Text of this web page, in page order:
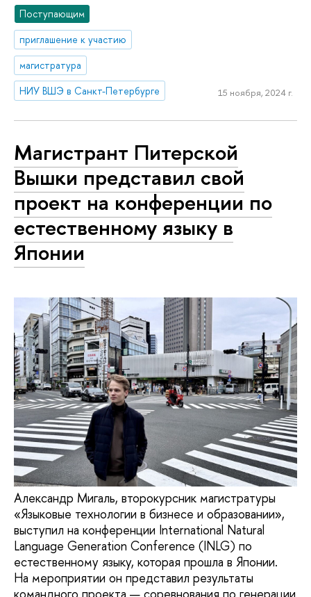
Поступающим
приглашение к участию
магистратура
НИУ ВШЭ в Санкт-Петербурге
15 ноября, 2024 г.
Магистрант Питерской
Вышки представил свой
проект на конференции по
естественному языку в
Японии
Александр Мигаль, второкурсник магистратуры
«Языковые технологии в бизнесе и образовании»,
выступил на конференции International Natural
Language Generation Conference (INLG) по
естественному языку, которая прошла в Японии.
На мероприятии он представил результаты